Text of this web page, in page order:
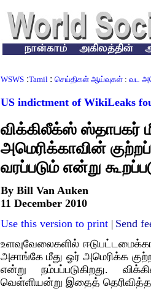
WSWS :Tamil : செய்திகள் ஆய்வுகள் : வட
US indictment of WikiLeaks
விக்கிலீக்ஸ் ஸ்தாபகர்
அமெரிக்காவின்
வரப்படும் என்று
By Bill Van Auken
11 December 2010
Use this version to print | Send
உளவுவேலைகளில்
அசாங்கே மீது ஓர் அமெரிக்க
என்று
நம்பப்படுகிறது.
வெள்ளியன்று இதைத்